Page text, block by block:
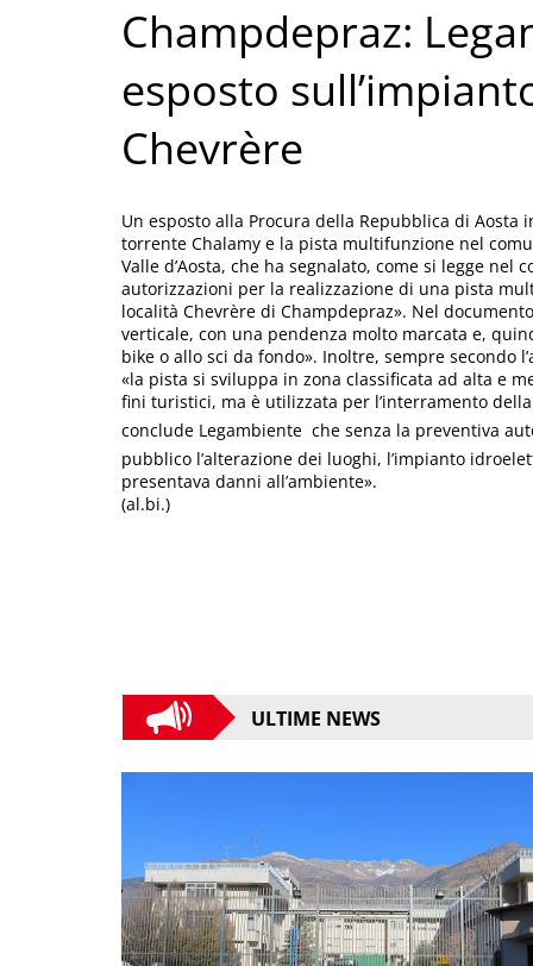
Champdepraz:
esposto
Chevrère
Un esposto alla Procura della Repubblica di
torrente Chalamy e la pista multifunzione nel
Valle d’Aosta, che ha segnalato, come si legge nel
autorizzazioni per la realizzazione di una pista
località Chevrère di Champdepraz». Nel
verticale, con una pendenza molto marcata e,
bike o allo sci da fondo». Inoltre, sempre secondo
«la pista si sviluppa in zona classificata ad alta e
fini turistici, ma è utilizzata per l’interramento
conclude Legambiente  che senza la preventiva
pubblico l’alterazione dei luoghi, l’impianto
presentava danni all’ambiente».
(al.bi.)
ULTIME NEWS